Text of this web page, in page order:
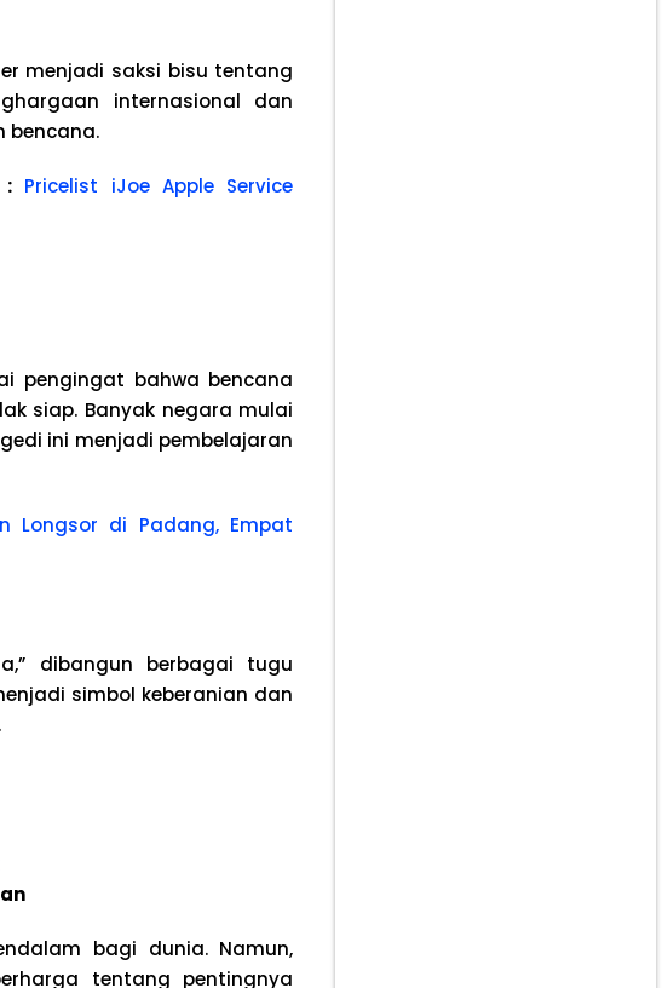
menjadi saksi bisu tentang
internasional dan
bencana.
: Pricelist iJoe Apple Service
pengingat bahwa bencana
siap. Banyak negara mulai
ini menjadi pembelajaran
Longsor di Padang, Empat
dibangun berbagai tugu
simbol keberanian dan
bagi dunia. Namun,
tentang pentingnya